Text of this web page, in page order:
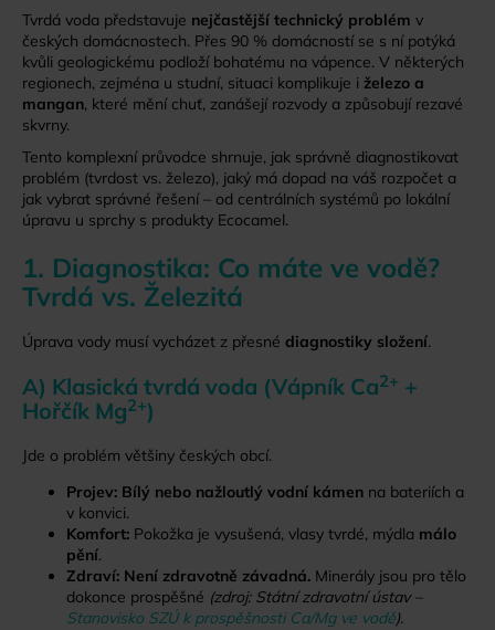
Tvrdá voda představuje nejčastější technický problém v
českých domácnostech. Přes 90 % domácností se s ní potýká
kvůli geologickému podloží bohatému na vápence. V některých
regionech, zejména u studní, situaci komplikuje i železo a
mangan, které mění chuť, zanášejí rozvody a způsobují rezavé
skvrny.
Tento komplexní průvodce shrnuje, jak správně diagnostikovat
problém (tvrdost vs. železo), jaký má dopad na váš rozpočet a
jak vybrat správné řešení – od centrálních systémů po lokální
úpravu u sprchy s produkty Ecocamel.
1. Diagnostika: Co máte ve vodě?
Tvrdá vs. Železitá
Úprava vody musí vycházet z přesné diagnostiky složení.
A) Klasická tvrdá voda (Vápník Ca2+ +
Hořčík Mg2+)
Jde o problém většiny českých obcí.
Projev: Bílý nebo nažloutlý vodní kámen na bateriích a
v konvici.
Komfort: Pokožka je vysušená, vlasy tvrdé, mýdla málo
pění.
Zdraví: Není zdravotně závadná. Minerály jsou pro tělo
dokonce prospěšné (zdroj: Státní zdravotní ústav –
Stanovisko SZÚ k prospěšnosti Ca/Mg ve vodě).
?
D
o
p
o
r
u
č
u
j
e
m
ECOCAMEL
RAIN
SHOWER
SQUARE